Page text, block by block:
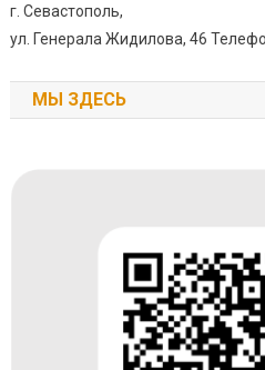
г. Севастополь,
ул. Генерала Жидилова, 46
МЫ ЗДЕСЬ